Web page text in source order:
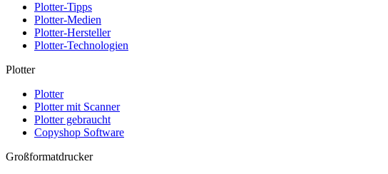
Plotter-Tipps
Plotter-Medien
Plotter-Hersteller
Plotter-Technologien
Plotter
Plotter
Plotter mit Scanner
Plotter gebraucht
Copyshop Software
Großformatdrucker